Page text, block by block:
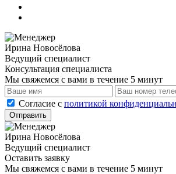
Ирина Новосёлова
Ведущий специалист
Консультация специалиста
Мы свяжемся с вами в течение 5 минут
Cогласие с политикой
Отправить
Ирина Новосёлова
Ведущий специалист
Оставить заявку
Мы свяжемся с вами в течение 5 минут